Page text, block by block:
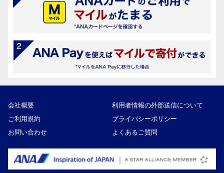
会社概要
利用者情報の外部送信について
ご利用規約
プライバシーポリシー
お問い合わせ
よくあるご質問